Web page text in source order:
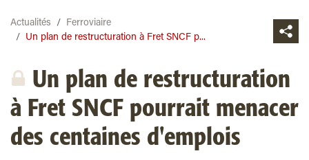
Actualités
Ferroviaire
Un plan de restructuration à Fret SNCF p...
Un plan de restructuration
à Fret SNCF pourrait menacer
des centaines d'emplois